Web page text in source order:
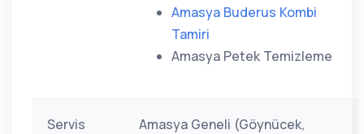
Amasya Buderus Kombi
Tamiri
Amasya Petek Temizleme
Servis
Amasya Geneli (Göynücek,